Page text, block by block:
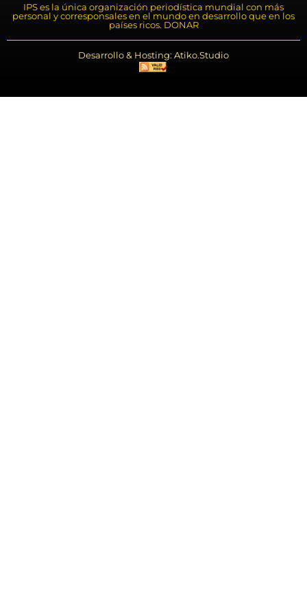
IPS es la única organización periodística mundial con más
personal y corresponsales en el mundo en desarrollo que en los
países ricos. DONAR
Desarrollo & Hosting: Atiko.Studio